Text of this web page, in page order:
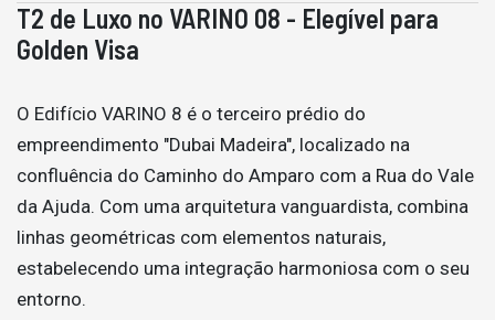
T2 de Luxo no VARINO 08 - Elegível para
Golden Visa
O Edifício VARINO 8 é o terceiro prédio do
empreendimento "Dubai Madeira", localizado na
confluência do Caminho do Amparo com a Rua do Vale
da Ajuda. Com uma arquitetura vanguardista, combina
linhas geométricas com elementos naturais,
estabelecendo uma integração harmoniosa com o seu
entorno.